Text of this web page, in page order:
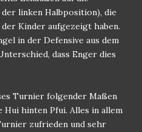
linken Halbposition), die
Kinder aufgezeigt haben.
in der Defensive aus dem
dass Enger dies
Turnier folgender Maßen
Hui hinten Pfui. Alles in allem
zufrieden und sehr